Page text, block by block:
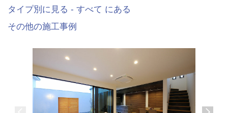
タイプ別に見る - すべて にある
その他の施工事例